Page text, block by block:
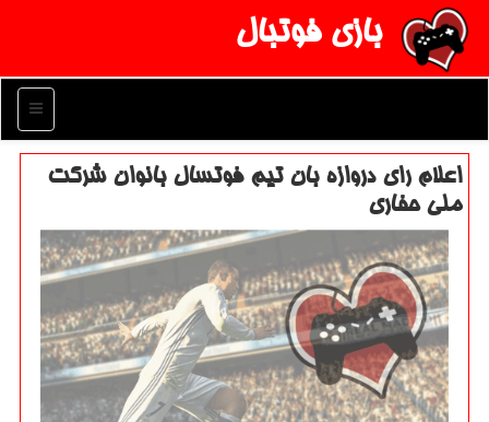
بازی فوتبال
منو
اعلام رای دروازه بان تیم فوتسال بانوان شركت
ملی حفاری